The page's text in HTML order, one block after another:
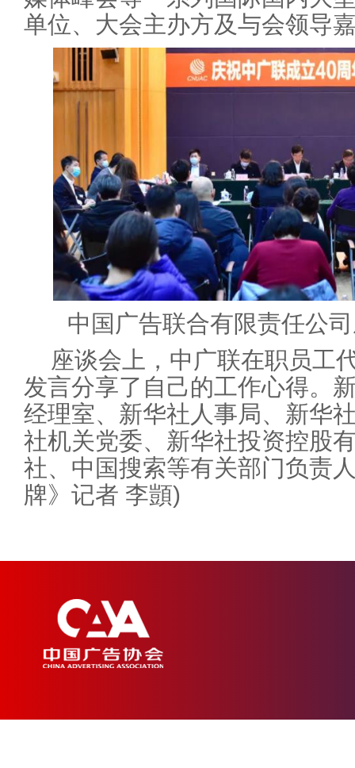
单位、大会主办方及与会领导
中国广告联合有限责任公
座谈会上，中广联在职员工
发言分享了自己的工作心得。
经理室、新华社人事局、新华
社机关党委、新华社投资控股
社、中国搜索等有关部门负责
牌》记者 李顗)